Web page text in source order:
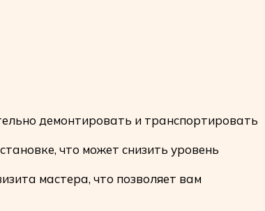
демонтировать и транспортировать
что может снизить уровень
мастера, что позволяет вам